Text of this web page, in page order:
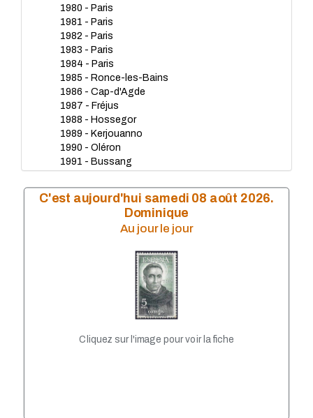
1980 - Paris
1981 - Paris
1982 - Paris
1983 - Paris
1984 - Paris
1985 - Ronce-les-Bains
1986 - Cap-d'Agde
1987 - Fréjus
1988 - Hossegor
1989 - Kerjouanno
1990 - Oléron
1991 - Bussang
1993 - Obernai
1994 - Roquebrune-C-M
1995 - Lacanau
1996 - Bussang
1998 - Ronce-les-Bains
2004 - Pornichet
C'est aujourd'hui samedi 08 août 2026.
Dominique
Au jour le jour
Cliquez sur l'image pour voir la fiche